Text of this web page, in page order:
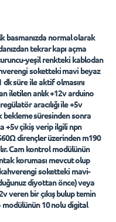
basmanızda normal olarak
tekrar kapı açma
yeşil renkteki kablodan
soketteki mavi beyaz
süre ile aktif olmasını
iletilen anlık +12v arduino
aracılığı ile +5v
süresinden sonra
+5v çikiş verip ilgili npn
dirençler üzerinden m190
Cam kontrol modülünün
koruması mevcut olup
soketteki mavi-
diyottan önce) veya
veren bir çıkış bulup temin
10 nolu digital